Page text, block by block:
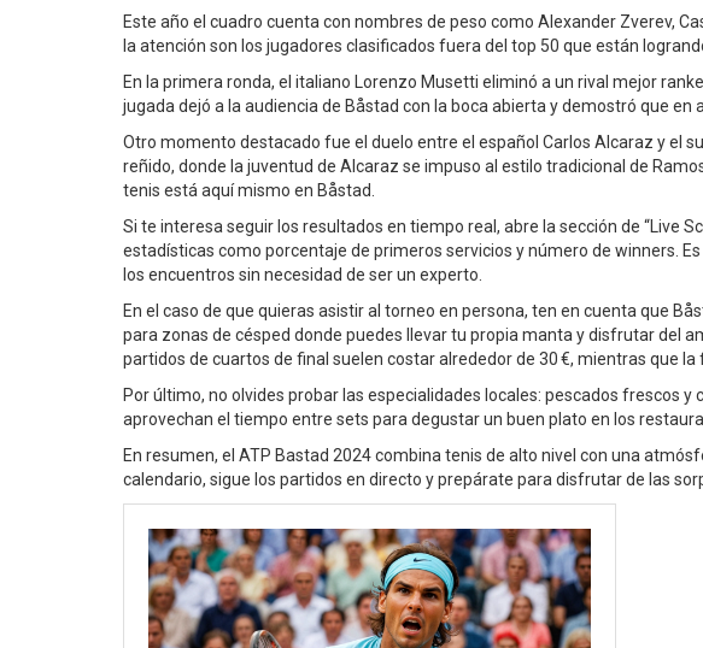
Este año el cuadro cuenta con nombres de peso como Alexander Zverev,
la atención son los jugadores clasificados fuera del top 50 que están
En la primera ronda, el italiano Lorenzo Musetti eliminó a un rival mejor
jugada dejó a la audiencia de Båstad con la boca abierta y demostró que en
Otro momento destacado fue el duelo entre el español Carlos Alcaraz y el
reñido, donde la juventud de Alcaraz se impuso al estilo tradicional de
tenis está aquí mismo en Båstad.
Si te interesa seguir los resultados en tiempo real, abre la sección de “Live
estadísticas como porcentaje de primeros servicios y número de winners.
los encuentros sin necesidad de ser un experto.
En el caso de que quieras asistir al torneo en persona, ten en cuenta que
para zonas de césped donde puedes llevar tu propia manta y disfrutar del
partidos de cuartos de final suelen costar alrededor de 30 €, mientras que la
Por último, no olvides probar las especialidades locales: pescados frescos
aprovechan el tiempo entre sets para degustar un buen plato en los
En resumen, el ATP Bastad 2024 combina tenis de alto nivel con una
calendario, sigue los partidos en directo y prepárate para disfrutar de las